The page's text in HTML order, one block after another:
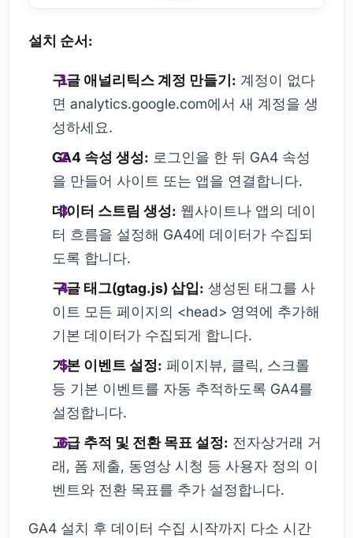
설치 순서:
구글 애널리틱스 계정 만들기: 계정이 없다
면 analytics.google.com에서 새 계정을 생
성하세요.
GA4 속성 생성: 로그인을 한 뒤 GA4 속성
을 만들어 사이트 또는 앱을 연결합니다.
데이터 스트림 생성: 웹사이트나 앱의 데이
터 흐름을 설정해 GA4에 데이터가 수집되
도록 합니다.
구글 태그(gtag.js) 삽입: 생성된 태그를 사
이트 모든 페이지의 <head> 영역에 추가해
기본 데이터가 수집되게 합니다.
기본 이벤트 설정: 페이지뷰, 클릭, 스크롤
등 기본 이벤트를 자동 추적하도록 GA4를
설정합니다.
고급 추적 및 전환 목표 설정: 전자상거래 거
래, 폼 제출, 동영상 시청 등 사용자 정의 이
벤트와 전환 목표를 추가 설정합니다.
GA4 설치 후 데이터 수집 시작까지 다소 시간